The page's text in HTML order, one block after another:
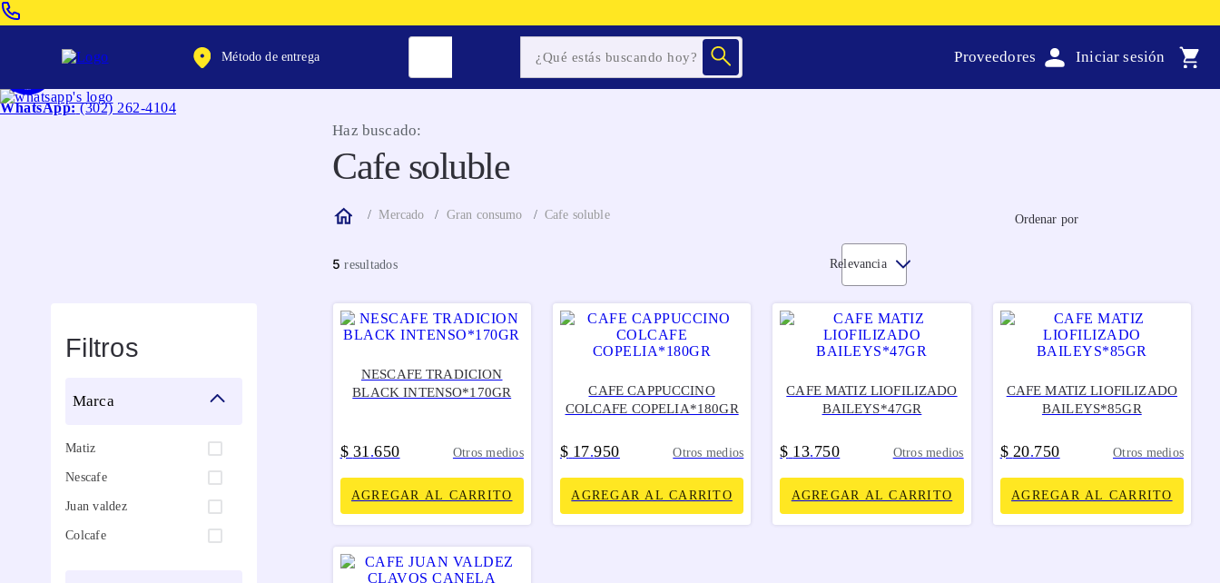
WhatsApp: (302) 262-4104
Método de entrega Proveedores
Haz buscado:
Cafe soluble
Mercado Gran consumo Cafe soluble Ordenar por
5 Relevancia
Filtros
marca
Matiz
Nescafe
Juan valdez
Colcafe
NESCAFE TRADICION
BLACK INTENSO*170GR
$ 31 .650 Otros medios
AGREGAR AL CARRITO
CAFE CAPPUCCINO
COLCAFE COPELIA*180GR
$ 17.950 Otros medios
AGREGAR AL CARRITO
CAFE MATIZ LIOFILIZADO
BAILEYS*47GR
$ 13.750 Otros medios
AGREGAR AL CARRITO
CAFE MATIZ LIOFILIZADO
BAILEYS*85GR
$ 20.750 Otros medios
AGREGAR AL CARRITO